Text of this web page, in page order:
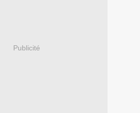
Publicité